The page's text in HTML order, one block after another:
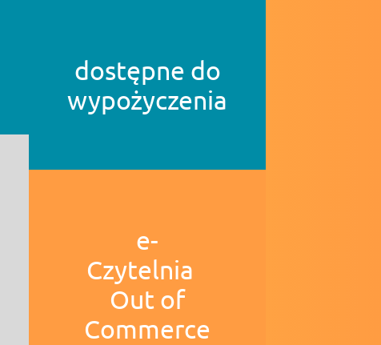
dostępne do
wypożyczenia
e-
Czytelnia
Out of
Commerce